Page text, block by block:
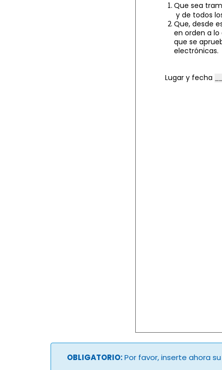
Que sea
y de todos
Que, desde
en orden a
que se
electrónicas.
Lugar y fecha
OBLIGATORIO:Por favor, inserte ahora su